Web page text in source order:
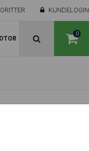
KUNDELOGIN
0